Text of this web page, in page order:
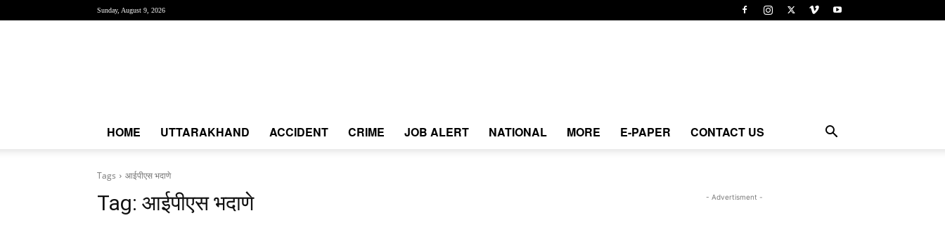
Sunday, August 9, 2026
HOME UTTARAKHAND ACCIDENT CRIME JOB ALERT NATIONAL MORE E-PAPER CONTACT US
Tags आईपीएस भदाणे
Tag: आईपीएस भदाणे - Advertisment -